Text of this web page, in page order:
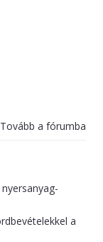
Tovább a fórumba
a